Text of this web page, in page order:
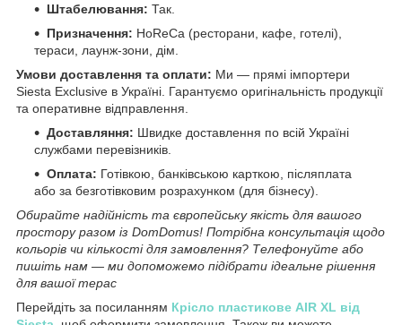
Штабелювання: Так.
Призначення: HoReCa (ресторани, кафе, готелі),
тераси, лаунж-зони, дім.
Умови доставлення та оплати: Ми — прямі імпортери
Siesta Exclusive в Україні. Гарантуємо оригінальність продукції
та оперативне відправлення.
Доставляння: Швидке доставлення по всій Україні
службами перевізників.
Оплата: Готівкою, банківською карткою, післяплата
або за безготівковим розрахунком (для бізнесу).
Обирайте надійність та європейську якість для вашого
простору разом із DomDomus! Потрібна консультація щодо
кольорів чи кількості для замовлення? Телефонуйте або
пишіть нам — ми допоможемо підібрати ідеальне рішення
для вашої терас
Перейдіть за посиланням Крісло пластикове AIR XL від